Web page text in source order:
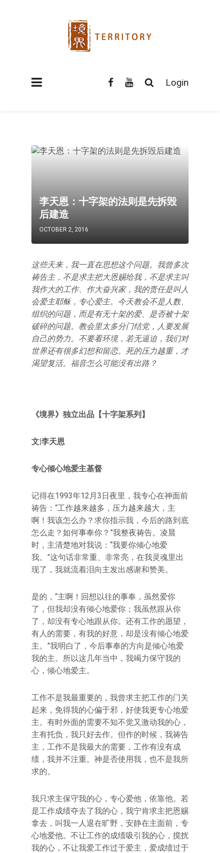
Login
李天恩：十字架的法则是先拆毁
后建造
OCTOBER 2, 2016
这些天来，我一直在思想这个问题。我曾多次
祷告主，不是求主把大恩赐给我，不是求主叫
我作大的工作、作大奋兴家，我的责任是叫人
会爱主耶稣，专心爱主。今天教会不是人数、
组织的问题，而是有无十架的爱、是否被十架
破碎的问题。教会里太多分门结党，人要发展
自己的势力。不要看环境，若无逼迫，我们对
世界还有很多幻想和留恋。死的压力越重，才
渴望复活。福音怎么可能没有出路？
《境界》独立出品【十字架系列】
文|李天恩
专心倾心地爱主基督
记得在1993年12月3日夜里，我专心在神面前
祷告：“工作越来越多，压力越来越大，主
啊！我该怎么办？求你指示我，今后的路到底
怎么走？如何事奉你？”我整夜祷告。凌晨
时，主清楚地对我说：“我要你倾心地爱
我。”这句话非常重、非常亮，在我灵魂里出
现了，我就流着泪向主发出感谢和赞美。
是的，“主啊！回想以往的事奉，虽然爱你
了，但我却没有倾心地爱你；我虽然跟从你
了，却没有专心地跟从你。还有工作的愿望，
有人的需要，有我的好意，却是没有倾心地爱
主。”我明白了，今后事奉的方向是倾心地爱
我的主。所以这几年当中，我竭力保守我的
心，倾心地爱主。
工作不是我最重要的，我曾求主把工作的门关
起来，免得我的心偏于邪，好使我更专心地爱
主。有时外面的需要不知不觉又激动我的心，
主有托负，我只好去作。但作的时候，我祷告
主，工作不是我最大的需要，工作有没有成
绩，我并不注重。神是否使用我，也不是我所
求的。
我只求主保守我的心，专心爱他，依靠他。若
是工作成绩夺去了我的心，我宁肯求主把恩赐
拿去，叫我一人退在旷野，安静在主面前，专
心地爱他。不让工作的成绩吸引我的心，搅扰
我的心，不让我爱工作过于爱主，爱成绩过于